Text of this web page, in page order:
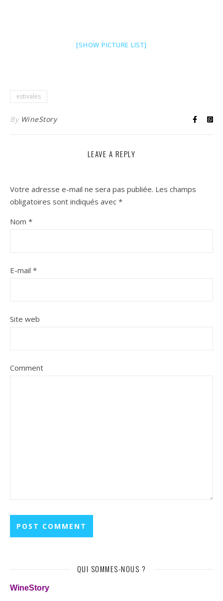
[SHOW PICTURE LIST]
estivales
By WineStory
LEAVE A REPLY
Votre adresse e-mail ne sera pas publiée. Les champs
obligatoires sont indiqués avec *
Nom *
E-mail *
Site web
Comment
QUI SOMMES-NOUS ?
WineStory